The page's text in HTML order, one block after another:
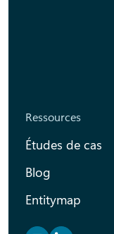
Ressources
Études de cas
Blog
Entitymap